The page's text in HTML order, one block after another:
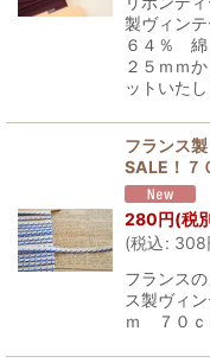
製ヴィン
６４％ 綿
２５ｍｍ
ットいた
フランス
SALE！７
280円(税
(税込: 308
フランス
ス製ヴィ
ｍ ７０ｃ